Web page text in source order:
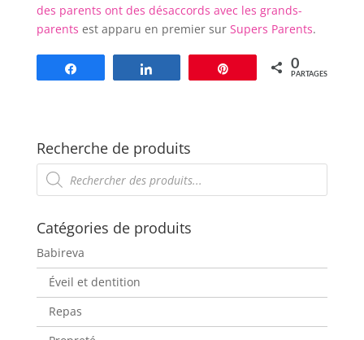
des parents ont des désaccords avec les grands-
parents est apparu en premier sur Supers Parents.
Épingle 0
PARTAGES
Recherche de produits
Recherche
de
produits
Catégories de produits
Babireva
Éveil et dentition
Repas